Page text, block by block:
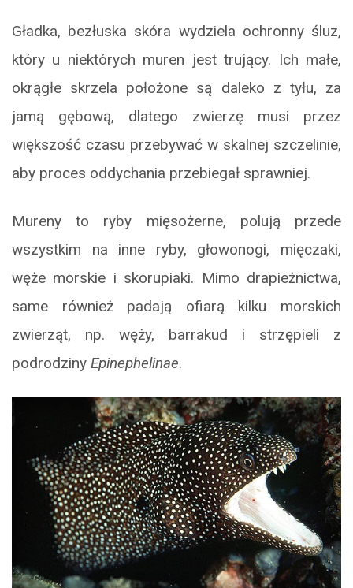
Gładka, bezłuska skóra wydziela ochronny śluz,
który u niektórych muren jest trujący. Ich małe,
okrągłe skrzela położone są daleko z tyłu, za
jamą gębową, dlatego zwierzę musi przez
większość czasu przebywać w skalnej szczelinie,
aby proces oddychania przebiegał sprawniej.
Mureny to ryby mięsożerne, polują przede
wszystkim na inne ryby, głowonogi, mięczaki,
węże morskie i skorupiaki. Mimo drapieżnictwa,
same również padają ofiarą kilku morskich
zwierząt, np. węży, barrakud i strzępieli z
podrodziny Epinephelinae.